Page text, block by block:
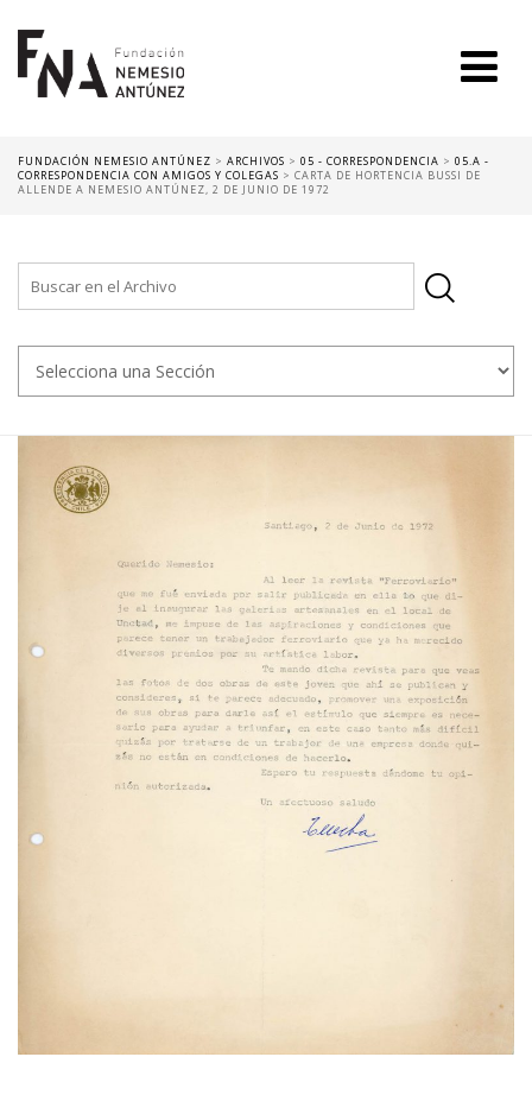
FUNDACIÓN NEMESIO ANTÚNEZ > ARCHIVOS > 05 - CORRESPONDENCIA > 05.A -
CORRESPONDENCIA CON AMIGOS Y COLEGAS > CARTA DE HORTENCIA BUSSI DE
ALLENDE A NEMESIO ANTÚNEZ, 2 DE JUNIO DE 1972